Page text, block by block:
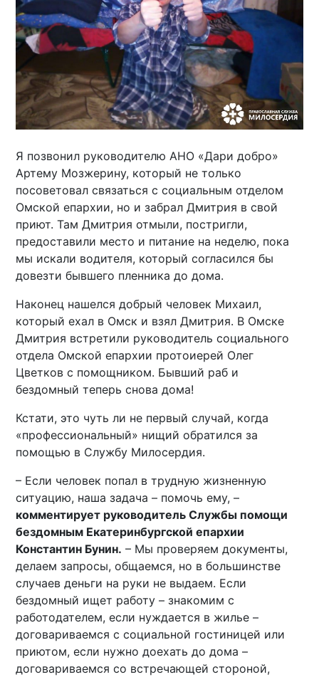
Я позвонил руководителю АНО «Дари добро»
Артему Мозжерину, который не только
посоветовал связаться с социальным отделом
Омской епархии, но и забрал Дмитрия в свой
приют. Там Дмитрия отмыли, постригли,
предоставили место и питание на неделю, пока
мы искали водителя, который согласился бы
довезти бывшего пленника до дома.
Наконец нашелся добрый человек Михаил,
который ехал в Омск и взял Дмитрия. В Омске
Дмитрия встретили руководитель социального
отдела Омской епархии протоиерей Олег
Цветков с помощником. Бывший раб и
бездомный теперь снова дома!
Кстати, это чуть ли не первый случай, когда
«профессиональный» нищий обратился за
помощью в Службу Милосердия.
– Если человек попал в трудную жизненную
ситуацию, наша задача – помочь ему, –
комментирует руководитель Службы помощи
бездомным Екатеринбургской епархии
Константин Бунин. – Мы проверяем документы,
делаем запросы, общаемся, но в большинстве
случаев деньги на руки не выдаем. Если
бездомный ищет работу – знакомим с
работодателем, если нуждается в жилье –
договариваемся с социальной гостиницей или
приютом, если нужно доехать до дома –
договариваемся со встречающей стороной,